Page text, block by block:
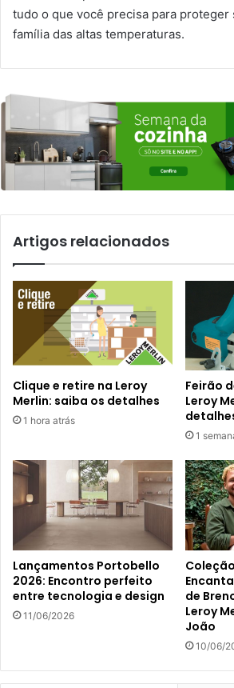
tudo o que você precisa para proteger
família das altas temperaturas.
Artigos relacionados
Clique e retire na Leroy
Merlin: saiba os detalhes
1 hora atrás
Feirão
Leroy
1
Lançamentos Portobello
2026: Encontro perfeito
entre tecnologia e design
11/06/2026
de
Leroy
João
10/06/